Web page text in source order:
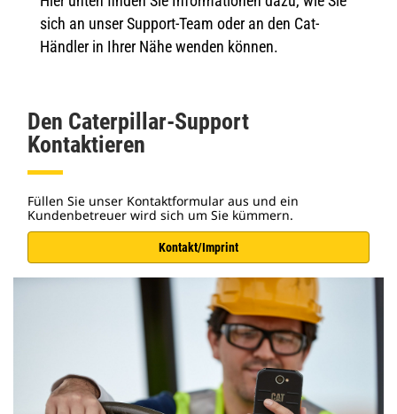
sich an unser Support-Team oder an den Cat-
Händler in Ihrer Nähe wenden können.
Den Caterpillar-Support
Kontaktieren
Füllen Sie unser Kontaktformular aus und ein
Kundenbetreuer wird sich um Sie kümmern.
Kontakt/Imprint